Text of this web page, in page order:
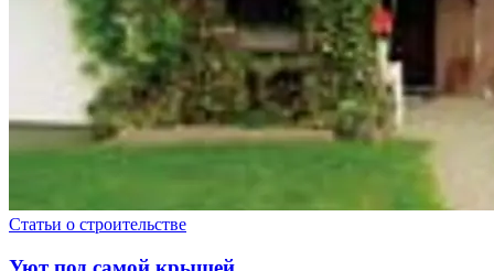
Статьи о строительстве